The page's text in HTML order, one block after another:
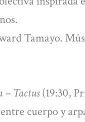
Tamayo.
Tactus(19:30,
cuerpo y